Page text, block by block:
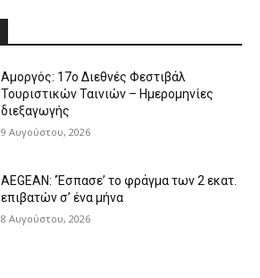
Αμοργός: 17ο Διεθνές Φεστιβάλ
Τουριστικών Ταινιών – Ημερομηνίες
διεξαγωγής
9 Αυγούστου, 2026
AEGEAN: ‘Έσπασε’ το φράγμα των 2 εκατ.
επιβατών σ’ ένα μήνα
8 Αυγούστου, 2026